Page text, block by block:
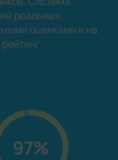
реальных
оценками и на
97%